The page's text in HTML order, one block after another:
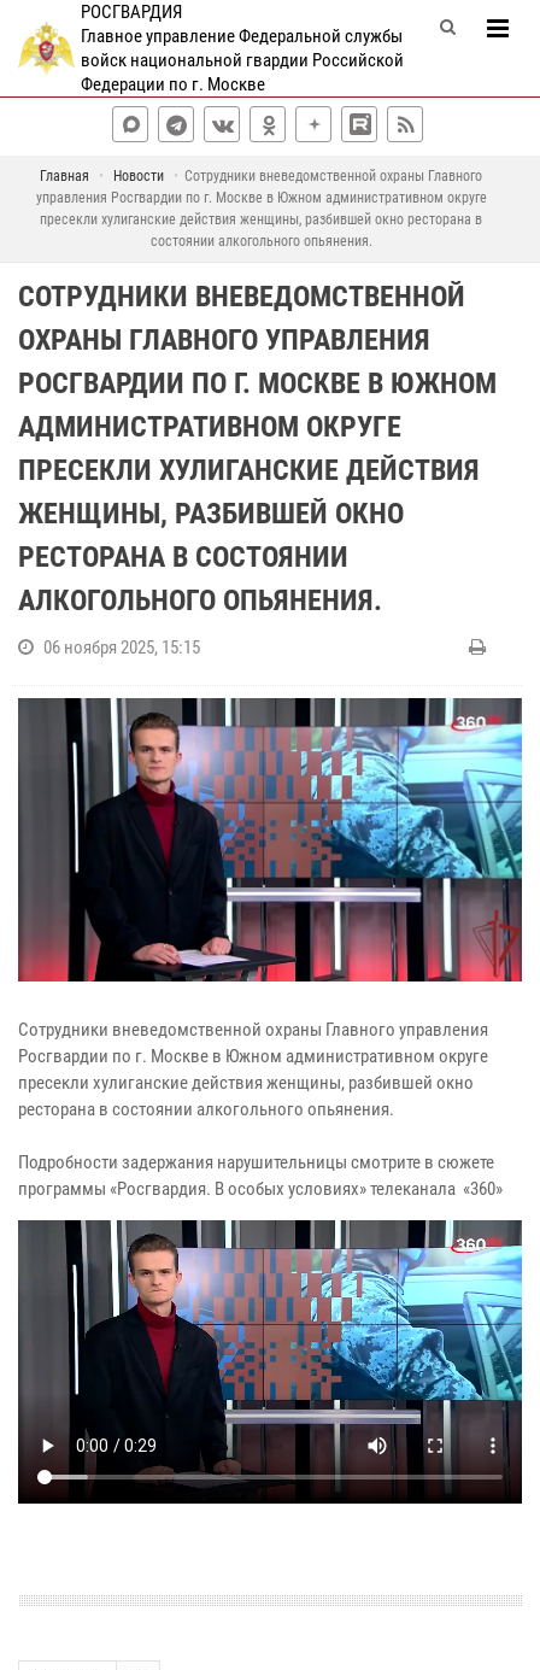
РОСГВАРДИЯ
Главное управление Федеральной службы
войск национальной гвардии Российской
Федерации по г. Москве
Главная Новости
Сотрудники вневедомственной охраны Главного
управления Росгвардии по г. Москве в Южном административном округе
пресекли хулиганские действия женщины, разбившей окно ресторана в
состоянии алкогольного опьянения.
СОТРУДНИКИ ВНЕВЕДОМСТВЕННОЙ
ОХРАНЫ ГЛАВНОГО УПРАВЛЕНИЯ
РОСГВАРДИИ ПО Г. МОСКВЕ В ЮЖНОМ
АДМИНИСТРАТИВНОМ ОКРУГЕ
ПРЕСЕКЛИ ХУЛИГАНСКИЕ ДЕЙСТВИЯ
ЖЕНЩИНЫ, РАЗБИВШЕЙ ОКНО
РЕСТОРАНА В СОСТОЯНИИ
АЛКОГОЛЬНОГО ОПЬЯНЕНИЯ.
06 ноября 2025, 15:15
Сотрудники вневедомственной охраны Главного управления
Росгвардии по г. Москве в Южном административном округе
пресекли хулиганские действия женщины, разбившей окно
ресторана в состоянии алкогольного опьянения.
Подробности задержания нарушительницы смотрите в сюжете
программы «Росгвардия. В особых условиях» телеканала «360»